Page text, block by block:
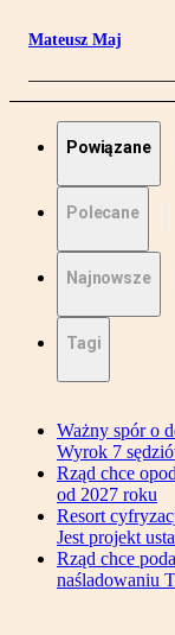
Mateusz Maj
Powiązane
Polecane
Najnowsze
Tagi
Ważny spór o
Wyrok 7
Rząd chce
od 2027 roku
Resort
Jest projekt
Rząd chce
naśladowaniu